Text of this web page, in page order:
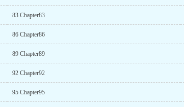
83 Chapter83
86 Chapter86
89 Chapter89
92 Chapter92
95 Chapter95